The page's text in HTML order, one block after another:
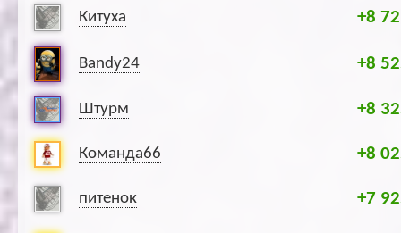
Китуха +8
Bandy24 +8
Штурм +8
Команда66 +8
питенок +7